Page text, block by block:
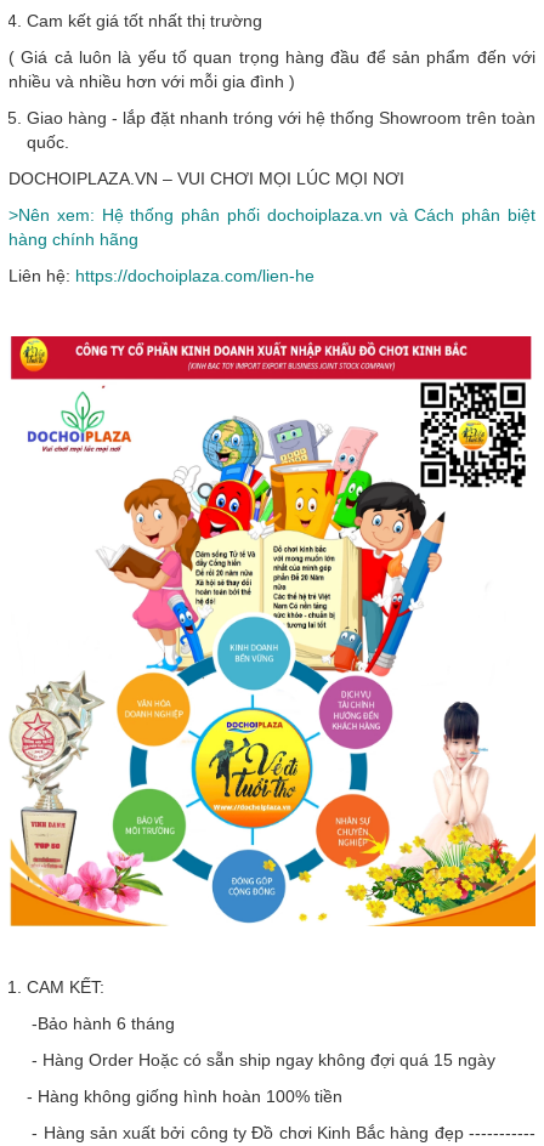
Cam kết giá tốt nhất thị trường
( Giá cả luôn là yếu tố quan trọng hàng đầu để sản phẩm đến với
nhiều và nhiều hơn với mỗi gia đình )
Giao hàng - lắp đặt nhanh tróng với hệ thống Showroom trên toàn
quốc.
DOCHOIPLAZA.VN – VUI CHƠI MỌI LÚC MỌI NƠI
>Nên xem: Hệ thống phân phối dochoiplaza.vn và Cách phân biệt
hàng chính hãng
Liên hệ: https://dochoiplaza.com/lien-he
CAM KẾT:
-Bảo hành 6 tháng
- Hàng Order Hoặc có sẵn ship ngay không đợi quá 15 ngày
- Hàng không giống hình hoàn 100% tiền
- Hàng sản xuất bởi công ty Đồ chơi Kinh Bắc hàng đẹp -----------